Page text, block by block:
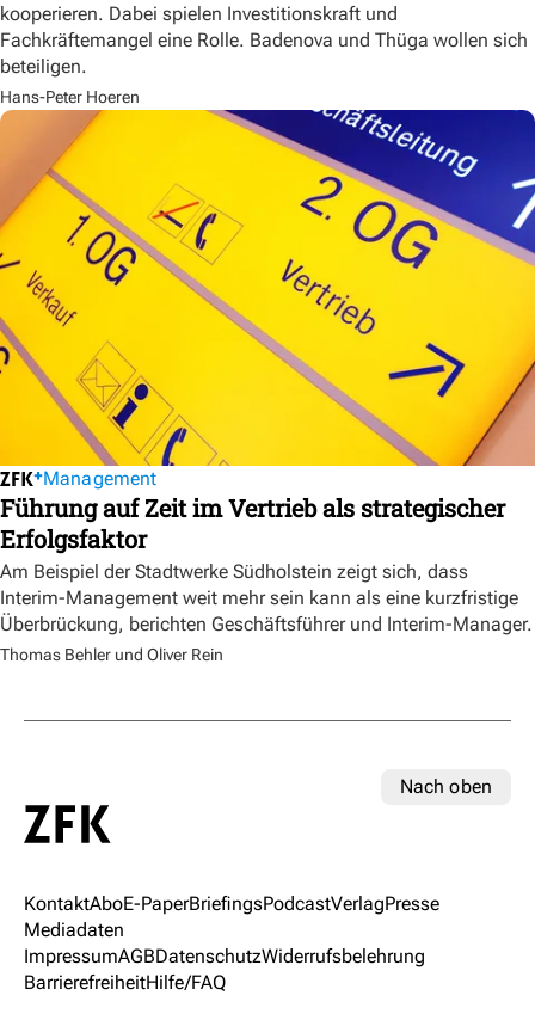
kooperieren. Dabei spielen Investitionskraft und
Fachkräftemangel eine Rolle. Badenova und Thüga wollen sich
beteiligen.
Hans-Peter Hoeren
Management
Führung auf Zeit im Vertrieb als strategischer
Erfolgsfaktor
Am Beispiel der Stadtwerke Südholstein zeigt sich, dass
Interim-Management weit mehr sein kann als eine kurzfristige
Überbrückung, berichten Geschäftsführer und Interim-Manager.
Thomas Behler und Oliver Rein
Nach oben
KontaktAboE-PaperBriefingsPodcastVerlagPresse
Mediadaten
ImpressumAGBDatenschutzWiderrufsbelehrung
BarrierefreiheitHilfe/FAQ